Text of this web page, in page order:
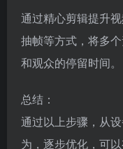
通过精心剪辑提升
抽帧等方式，将多
和观众的停留时间。
总结：
通过以上步骤，从
为，逐步优化，可